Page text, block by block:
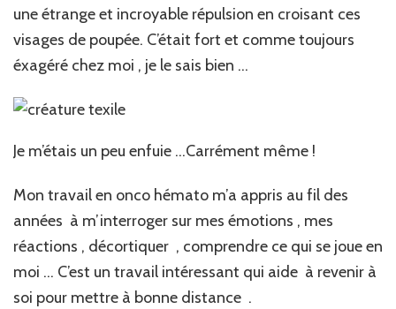
une étrange et incroyable répulsion en croisant ces
visages de poupée. C’était fort et comme toujours
éxagéré chez moi , je le sais bien …
Je m’étais un peu enfuie …Carrément même !
Mon travail en onco hémato m’a appris au fil des
années à m’interroger sur mes émotions , mes
réactions , décortiquer , comprendre ce qui se joue en
moi … C’est un travail intéressant qui aide à revenir à
soi pour mettre à bonne distance .